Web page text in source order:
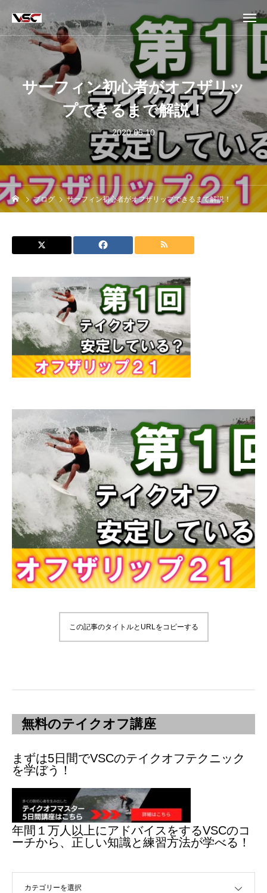
サーフィン初心者がオフザリッ
プできるまで解説！
2020.05.10
ブログ サーフィン初心者がオフザリップできるまで解説！
この記事のタイトルとURLをコピーする
無料のテイクオフ講座
まずは5日間でVSCのテイクオフテクニック
を学ぼう！
年間１万人以上にアドバイスをするVSCのコ
ーチから、正しい知識と練習方法が学べる！